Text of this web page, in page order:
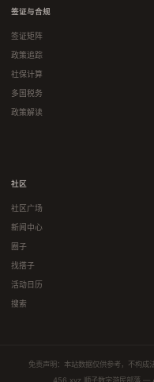
签证与合规
签证矩阵
政策追踪
社保计算
多国税务
政策解读
社区
社区广场
新闻中心
圈子
找搭子
活动日历
搜索
免责声明：本站数据仅供参考，不构成
456.xyz 顺子数字游民部落 —